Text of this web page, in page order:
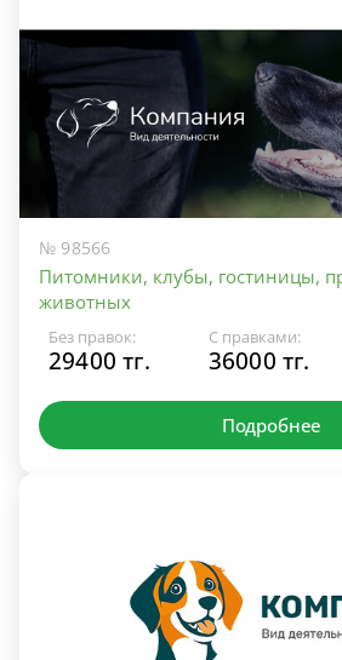
№ 98566
Питомники, клубы, гостиницы,
животных
Без правок:
29400 тг.
С правками:
36000 тг.
Подробнее